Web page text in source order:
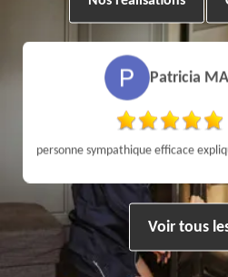
Patricia
Voir tous